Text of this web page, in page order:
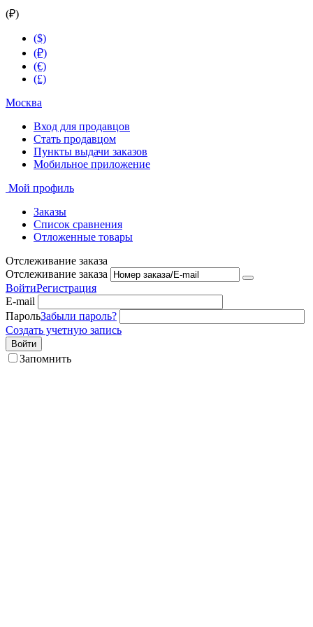
(₽)
($)
(₽)
(€)
(£)
Москва
Вход для продавцов
Стать продавцом
Пункты выдачи заказов
Мобильное приложение
Мой профиль
Заказы
Список сравнения
Отложенные товары
Отслеживание заказа
Отслеживание заказа
ВойтиРегистрация
E-mail
ПарольЗабыли пароль?
Создать учетную запись
Войти
Запомнить